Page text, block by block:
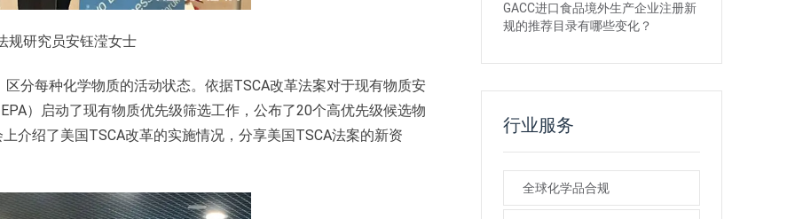
规研究员安钰滢女士
分每种化学物质的活动状态。依据TSCA改革法案对于现有物质安
）启动了现有物质优先级筛选工作，公布了20个高优先级候选物
介绍了美国TSCA改革的实施情况，分享美国TSCA法案的新资
GACC进口食品境外生产企业注册新
规的推荐目录有哪些变化？
行业服务
全球化学品合规